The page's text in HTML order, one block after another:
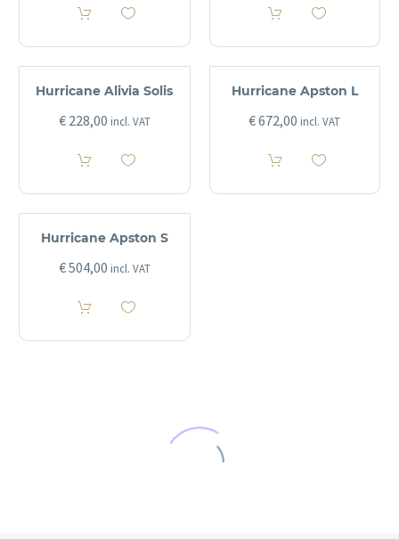
Hurricane Alivia Solis
€228,00 incl. VAT
Hurricane Apston L
€672,00 incl. VAT
Hurricane Apston S
€504,00 incl. VAT